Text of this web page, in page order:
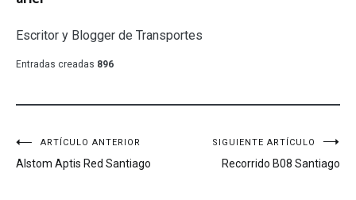
Escritor y Blogger de Transportes
Entradas creadas 896
Navegación
de
ARTÍCULO ANTERIOR
Alstom Aptis Red Santiago
SIGUIENTE ARTÍCULO
Recorrido B08 Santiago